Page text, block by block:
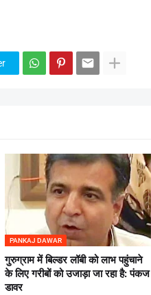
PANKAJ DAWAR
गुरुग्राम में बिल्डर लॉबी को लाभ पहुंचाने
के लिए गरीबों को उजाड़ा जा रहा है: पंकज
डावर